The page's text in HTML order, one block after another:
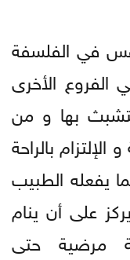
في الفلسفة
الفروع الأخرى
بها و من
الإلتزام بالراحة
يفعله الطبيب
على أن ينام
مرضية حتى